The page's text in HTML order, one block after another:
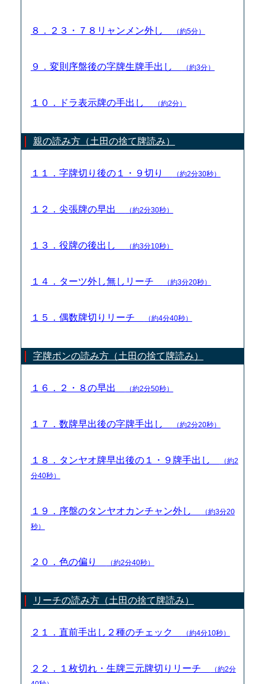
８．２３・７８リャンメン外し （約5分）
９．変則序盤後の字牌生牌手出し （約3分）
１０．ドラ表示牌の手出し （約2分）
親の読み方（土田の捨て牌読み）
１１．字牌切り後の１・９切り （約2分30秒）
１２．尖張牌の早出 （約2分30秒）
１３．役牌の後出し （約3分10秒）
１４．ターツ外し無しリーチ （約3分20秒）
１５．偶数牌切りリーチ （約4分40秒）
字牌ポンの読み方（土田の捨て牌読み）
１６．２・８の早出 （約2分50秒）
１７．数牌早出後の字牌手出し （約2分20秒）
１８．タンヤオ牌早出後の１・９牌手出し
（約2
分40秒）
１９．序盤のタンヤオカンチャン外し
（約3分20
秒）
２０．色の偏り （約2分40秒）
リーチの読み方（土田の捨て牌読み）
２１．直前手出し２種のチェック （約4分10秒）
２２．１枚切れ・生牌三元牌切りリーチ
（約2分